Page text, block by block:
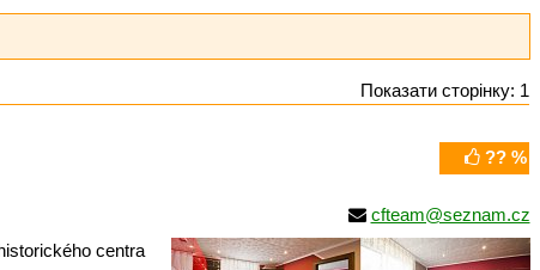
Показати сторінку: 1
?? %
cfteam@seznam.cz
centra